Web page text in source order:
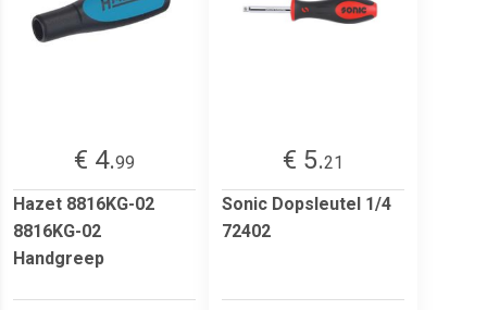
€ 4.99
Hazet 8816KG-02
8816KG-02
Handgreep
€ 5.21
Sonic Dopsleutel 1/4
72402